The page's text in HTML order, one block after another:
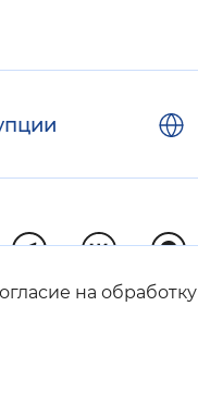
на обработку